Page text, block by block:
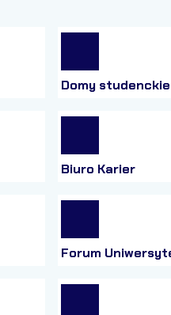
Domy studenckie
Biuro Karier
Forum